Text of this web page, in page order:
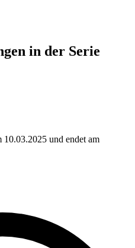
in der Serie
10.03.2025 und endet am